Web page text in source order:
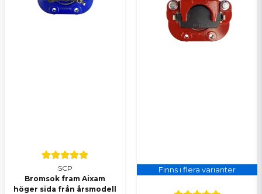
SCP
Bromsok fram Aixam
höger sida från årsmodell
Finns i flera varianter